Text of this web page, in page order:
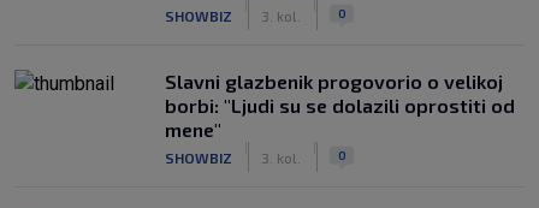
SHOWBIZ 3. kol. 0
Slavni glazbenik progovorio o velikoj
borbi: "Ljudi su se dolazili oprostiti od
mene"
SHOWBIZ 3. kol. 0